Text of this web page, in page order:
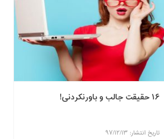
۱۶ حقیقت جالب و باورنکردنی!
تاریخ انتشار: ۹۷/۱۲/۱۳